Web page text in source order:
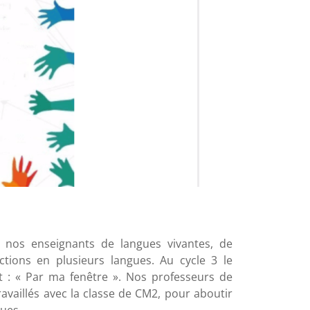
enseignants de langues vivantes, de
en plusieurs langues. Au cycle 3 le
« Par ma fenêtre ». Nos professeurs de
avec la classe de CM2, pour aboutir